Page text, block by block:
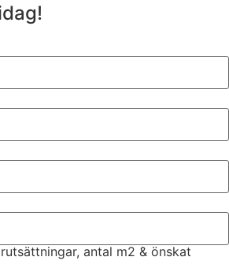
antal m2 & önskat